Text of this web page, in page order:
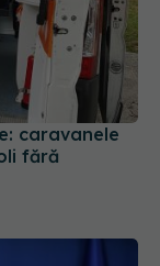
caravanele
fără